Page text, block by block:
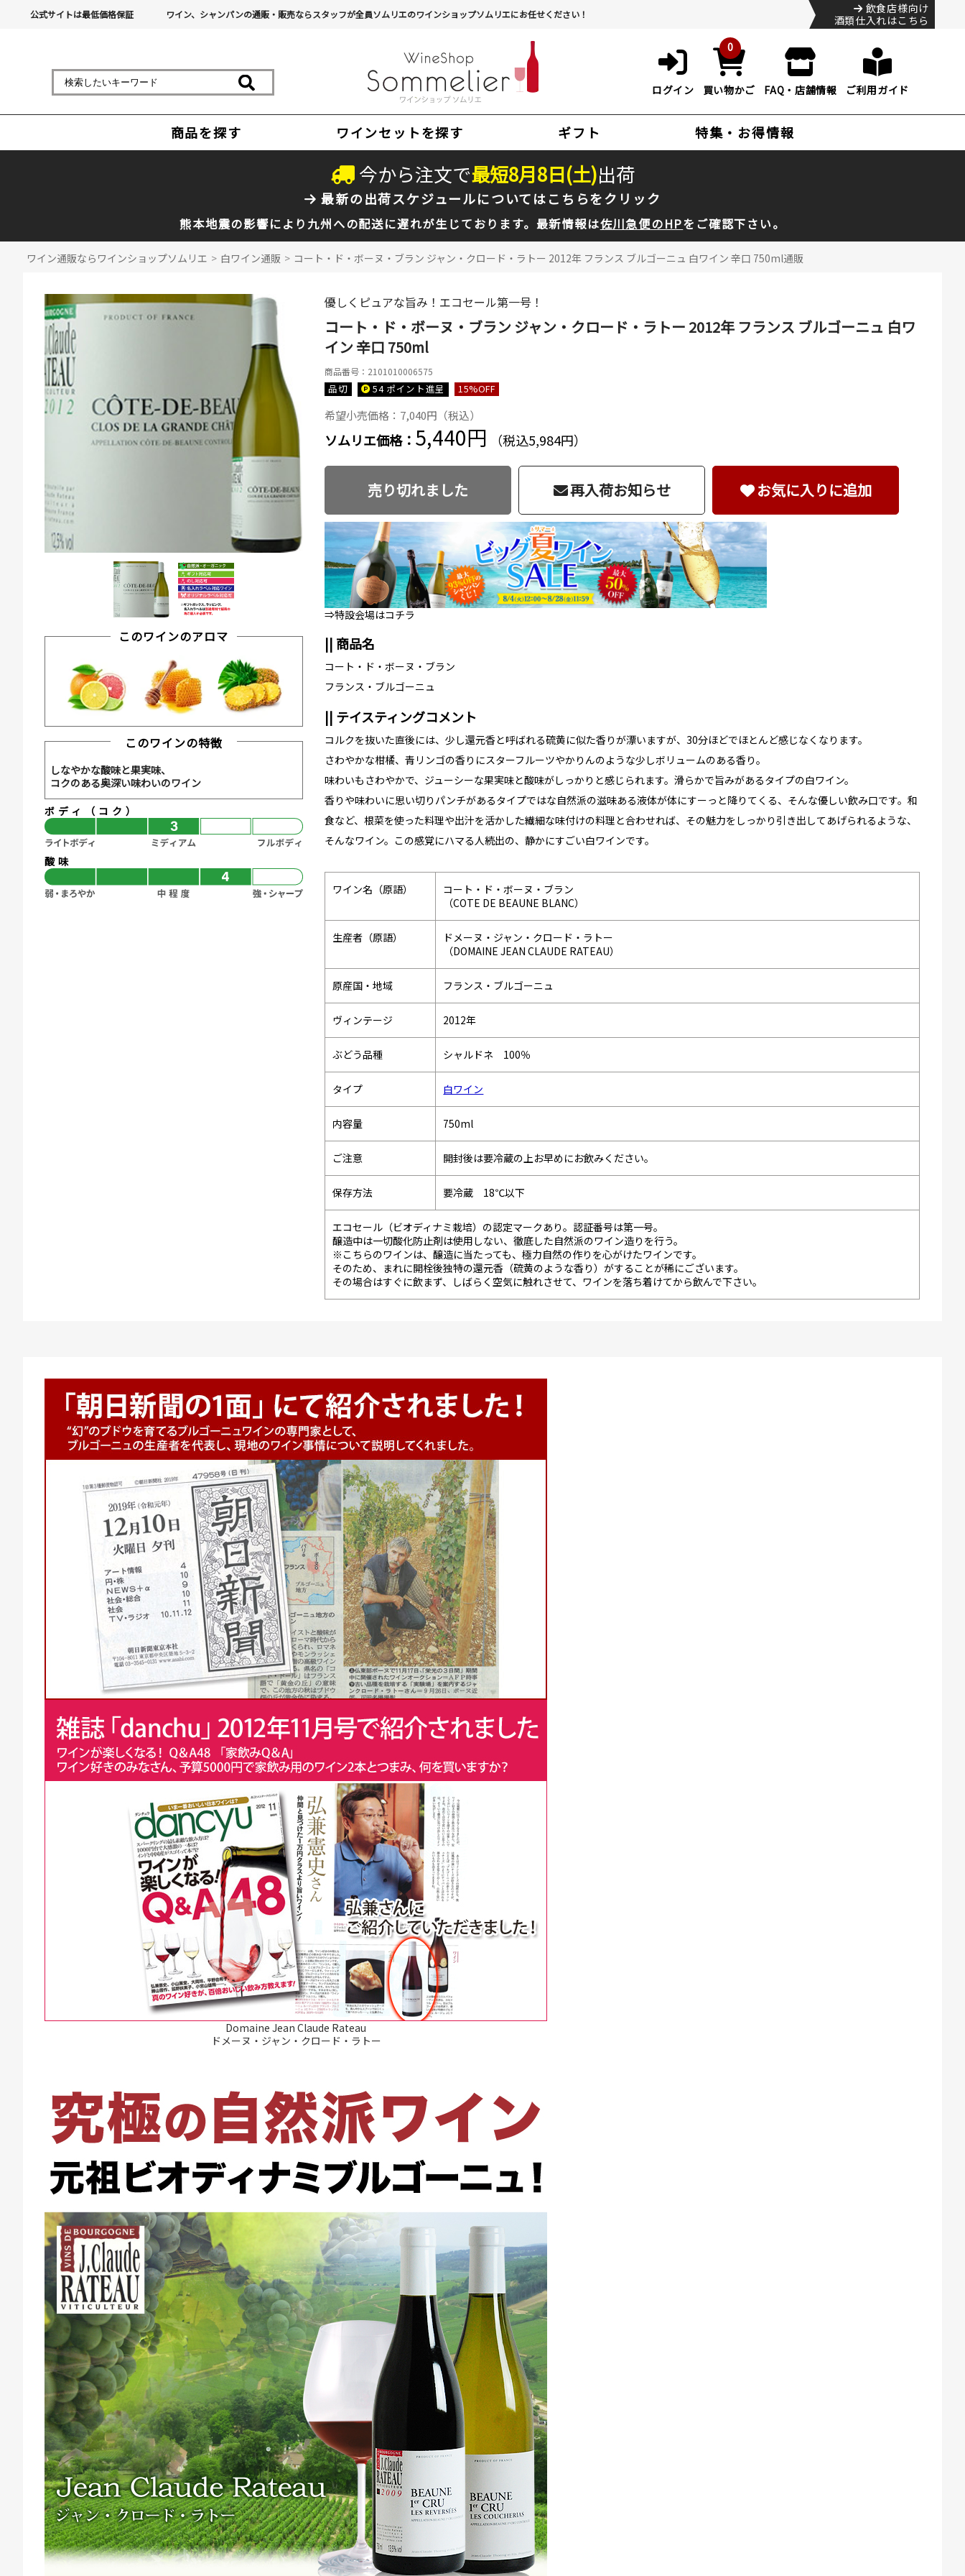
公式サイトは最低価格保証 ワイン、シャンパンの通販・販売ならスタッフが全員ソムリエのワインショップソムリエにお任せください！
飲食店様向け
酒類仕入れはこちら
ログイン
0
買い物かご FAQ・店舗情報 ご利用ガイド
商品を探す ワインセットを探す ギフト 特集・お得情報
今から注文で最短8月8日(土)出荷
最新の出荷スケジュールについてはこちらをクリック
熊本地震の影響により九州への配送に遅れが生じております。最新情報は佐川急便のHPをご確認下さい。
ワイン通販ならワインショップソムリエ > 白ワイン通販 > コート・ド・ボーヌ・ブラン ジャン・クロード・ラトー 2012年 フランス ブルゴーニュ 白ワイン 辛口 750ml通販
このワインのアロマ
このワインの特徴
しなやかな酸味と果実味、
コクのある奥深い味わいのワイン
ボディ（コク）
酸味
優しくピュアな旨み！エコセール第一号！
コート・ド・ボーヌ・ブラン ジャン・クロード・ラトー 2012年 フランス ブルゴーニュ 白ワ
イン 辛口 750ml
商品番号：2101010006575
品切 54 ポイント進呈 15%OFF
希望小売価格：7,040円（税込）
ソムリエ価格： 5,440円 （税込5,984円）
売り切れました 再入荷お知らせ お気に入りに追加
⇒特設会場はコチラ
|| 商品名
コート・ド・ボーヌ・ブラン
フランス・ブルゴーニュ
|| テイスティングコメント
コルクを抜いた直後には、少し還元香と呼ばれる硫黄に似た香りが漂いますが、30分ほどでほとんど感じなくなります。
さわやかな柑橘、青リンゴの香りにスターフルーツやかりんのような少しボリュームのある香り。
味わいもさわやかで、ジューシーな果実味と酸味がしっかりと感じられます。滑らかで旨みがあるタイプの白ワイン。
香りや味わいに思い切りパンチがあるタイプではな自然派の滋味ある液体が体にすーっと降りてくる、そんな優しい飲み口です。和
食など、根菜を使った料理や出汁を活かした繊細な味付けの料理と合わせれば、その魅力をしっかり引き出してあげられるような、
そんなワイン。この感覚にハマる人続出の、静かにすごい白ワインです。
ワイン名（原語）
コート・ド・ボーヌ・ブラン
（COTE DE BEAUNE BLANC）
生産者（原語）
ドメーヌ・ジャン・クロード・ラトー
（DOMAINE JEAN CLAUDE RATEAU）
原産国・地域 フランス・ブルゴーニュ
ヴィンテージ 2012年
ぶどう品種 シャルドネ 100％
タイプ 白ワイン
内容量 750ml
ご注意 開封後は要冷蔵の上お早めにお飲みください。
保存方法 要冷蔵 18℃以下
エコセール（ビオディナミ栽培）の認定マークあり。認証番号は第一号。
醸造中は一切酸化防止剤は使用しない、徹底した自然派のワイン造りを行う。
※こちらのワインは、醸造に当たっても、極力自然の作りを心がけたワインです。
そのため、まれに開栓後独特の還元香（硫黄のような香り）がすることが稀にございます。
その場合はすぐに飲まず、しばらく空気に触れさせて、ワインを落ち着けてから飲んで下さい。
Domaine Jean Claude Rateau
ドメーヌ・ジャン・クロード・ラトー